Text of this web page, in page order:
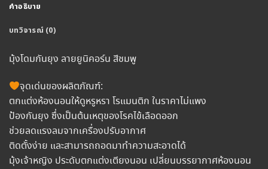
คำอธิบาย
บทวิจารณ์ (0)
มุ้งโดมกันยุง ลายยูนิคอร์น สีชมพู
จุดเด่นของผลิตภัณฑ์:
ตกแต่งห้องนอนให้ดูหรูหรา โรแมนติก ในราคาไม่แพง
ป้องกันยุง ซึ่งเป็นต้นเหตุของโรคไข้เลือดออก
ช่วยลดแรงลมจากเครื่องปรับอากาศ
ติดตั้งง่าย และสามารถถอดมาทำความสะอาดได้
มุ้งเจ้าหญิง ประดับตกแต่งเตียงนอน เปลี่ยนบรรยากาศห้องนอน